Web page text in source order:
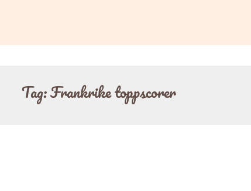
Tag:Frankrike toppscorer